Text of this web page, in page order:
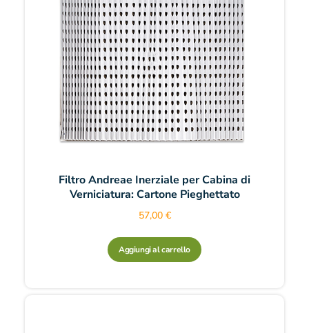
Filtro Andreae Inerziale per Cabina di
Verniciatura: Cartone Pieghettato
57,00 €
Aggiungi al carrello